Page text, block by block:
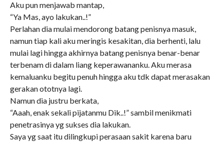
Aku pun menjawab mantap,
“Ya Mas, ayo lakukan..!”
Perlahan dia mulai mendorong batang penisnya masuk,
namun tiap kali aku meringis kesakitan, dia berhenti, lalu
mulai lagi hingga akhirnya batang penisnya benar-benar
terbenam di dalam liang keperawananku. Aku merasa
kemaluanku begitu penuh hingga aku tdk dapat merasakan
gerakan ototnya lagi.
Namun dia justru berkata,
“Aaah, enak sekali pijatanmu Dik..!” sambil menikmati
penetrasinya yg sukses dia lakukan.
Saya yg saat itu dilingkupi perasaan sakit karena baru